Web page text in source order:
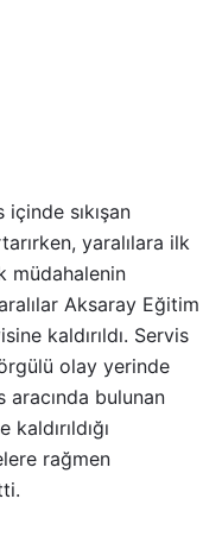
sıkışan
yaralılara ilk
müdahalenin
Aksaray Eğitim
kaldırıldı. Servis
olay yerinde
aracında bulunan
rağmen